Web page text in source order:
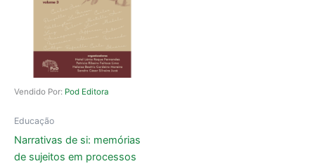
Vendido Por: Pod Editora
Educação
Narrativas de si: memórias
de sujeitos em processos